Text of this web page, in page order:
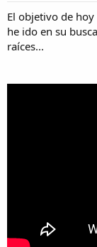
El objetivo de
he ido en su
raíces...